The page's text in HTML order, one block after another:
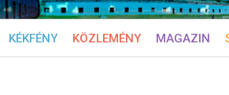
KÉKFÉNY KÖZLEMÉNY MAGAZIN